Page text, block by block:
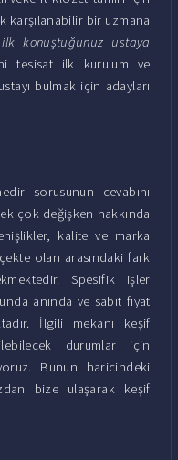
karşılanabilir bir uzmana
ilk konuştuğunuz ustaya
tesisat ilk kurulum ve
bulmak için adayları
sorusunun cevabını
çok değişken hakkında
kalite ve marka
olan arasındaki fark
Spesifik işler
anında ve sabit fiyat
İlgili mekanı keşif
durumlar için
Bunun haricindeki
bize ulaşarak keşif